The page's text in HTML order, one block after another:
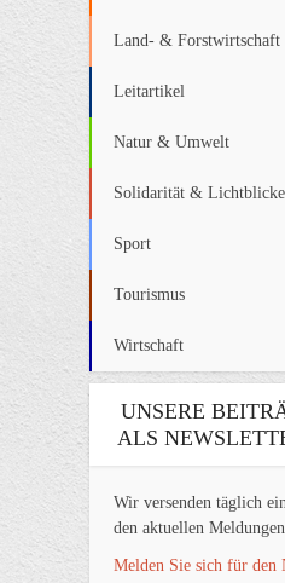
Land- & Forstwirtschaft
Leitartikel
Natur & Umwelt
Solidarität & Lichtblicke
Sport
Tourismus
Wirtschaft
UNSERE
ALS
Wir versenden täglich
den aktuellen Meldungen.
Melden Sie sich für den